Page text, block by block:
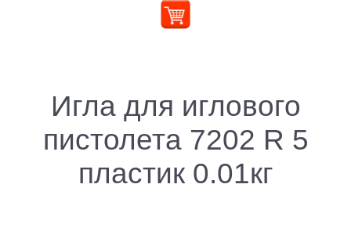
Игла для иглового
пистолета 7202 R 5
пластик 0.01кг